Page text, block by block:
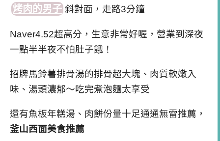
烤肉的男子 斜對面，走路3分鐘
Naver4.52超高分，生意非常好喔，營業到深夜
一點半半夜不怕肚子餓！
招牌馬鈴薯排骨湯的排骨超大塊、肉質軟嫩入
味、湯頭濃郁～吃完煮泡麵太享受
還有魚板年糕湯、肉餅份量十足通通無雷推薦，
釜山西面美食推薦